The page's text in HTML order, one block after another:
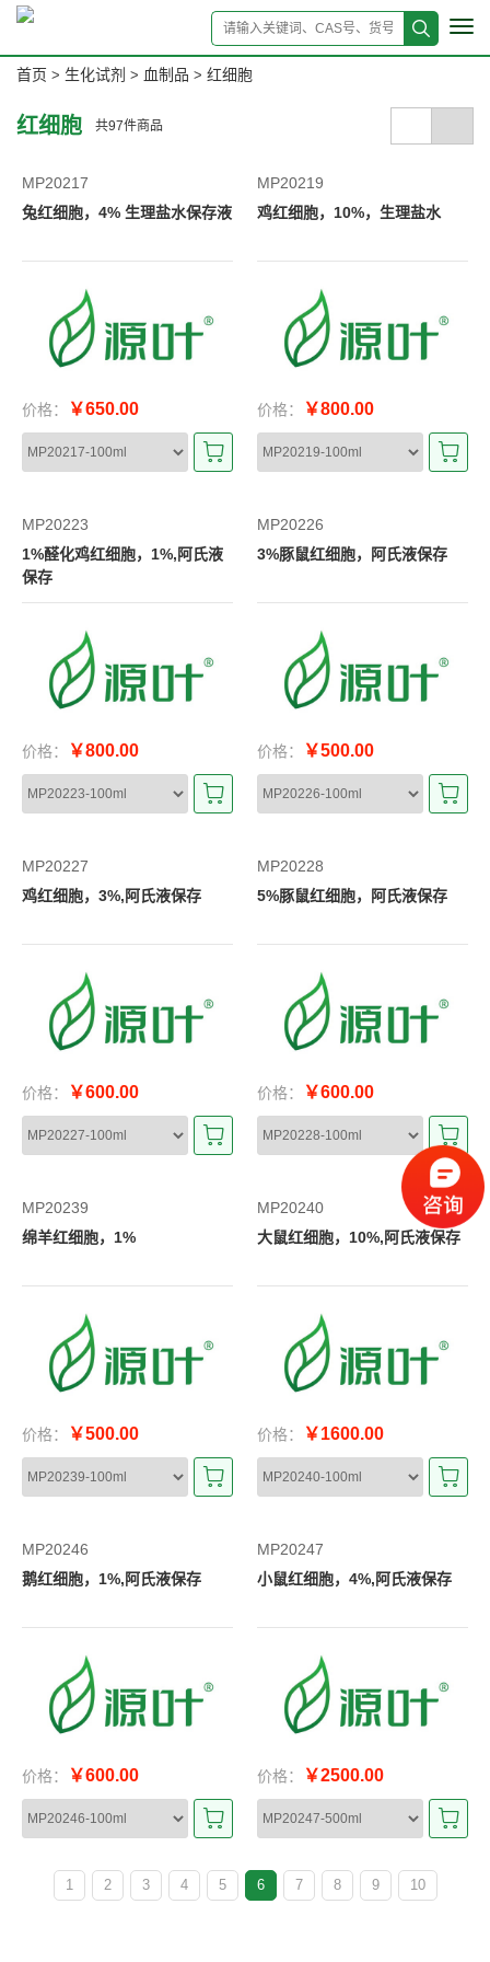
首页 > 生化试剂 > 血制品 > 红细胞
红细胞 共97件商品
MP20217
兔红细胞，4% 生理盐水保存液
价格： ￥650.00
MP20219
鸡红细胞，10%，生理盐水
价格： ￥800.00
MP20223
1%醛化鸡红细胞，1%,阿氏液
保存
价格： ￥800.00
MP20226
3%豚鼠红细胞，阿氏液保存
价格： ￥500.00
MP20227
鸡红细胞，3%,阿氏液保存
价格： ￥600.00
MP20228
5%豚鼠红细胞，阿氏液保存
价格： ￥600.00
MP20239
绵羊红细胞，1%
价格： ￥500.00
MP20240
大鼠红细胞，10%,阿氏液保存
价格： ￥1600.00
MP20246
鹅红细胞，1%,阿氏液保存
价格： ￥600.00
MP20247
小鼠红细胞，4%,阿氏液保存
价格： ￥2500.00
1 2 3 4 5 6 7 8 9 10